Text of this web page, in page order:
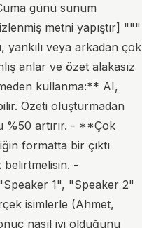
günü sunum
metni yapıştır] """
yankılı veya arkadan çok
anlar ve özet alakasız
kullanma:** AI,
Özeti oluşturmadan
%50 artırır. - **Çok
formatta bir çıktı
-
1", "Speaker 2"
isimlerle (Ahmet,
nasıl iyi olduğunu